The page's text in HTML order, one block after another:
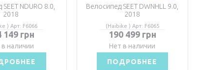
NDURO 8.0,
2018
) Арт: F6066
149 грн
наличии
Велосипед SEET DWNHLL 9.0,
2018
(Haibike ) Арт: F6065
190 499 грн
Нет в наличии
ПОДРОБНЕЕ